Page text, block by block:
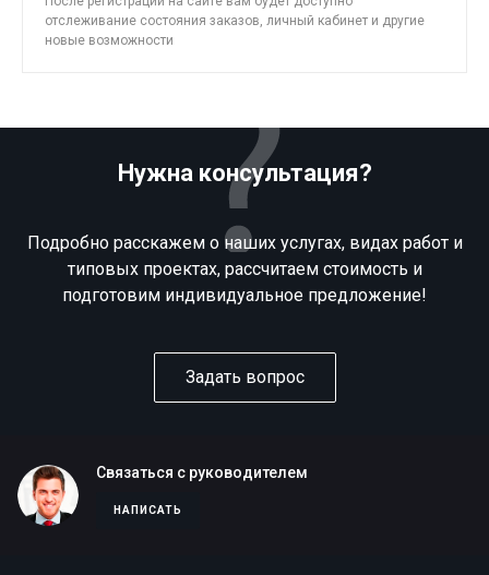
отслеживание состояния заказов, личный кабинет и другие
новые возможности
Нужна консультация?
Подробно расскажем о наших услугах, видах работ и
типовых проектах, рассчитаем стоимость и
подготовим индивидуальное предложение!
Задать вопрос
Связаться с руководителем
НАПИСАТЬ